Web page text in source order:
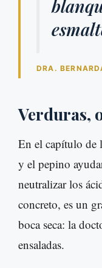
DRA.
Verduras,
En el capítulo de
y el pepino
neutralizar los
concreto, es un
boca seca: la
ensaladas.